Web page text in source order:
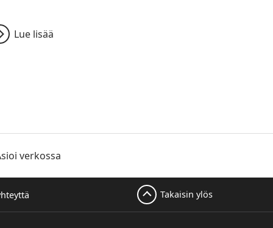
Lue lisää
verkossa
Takaisin ylös